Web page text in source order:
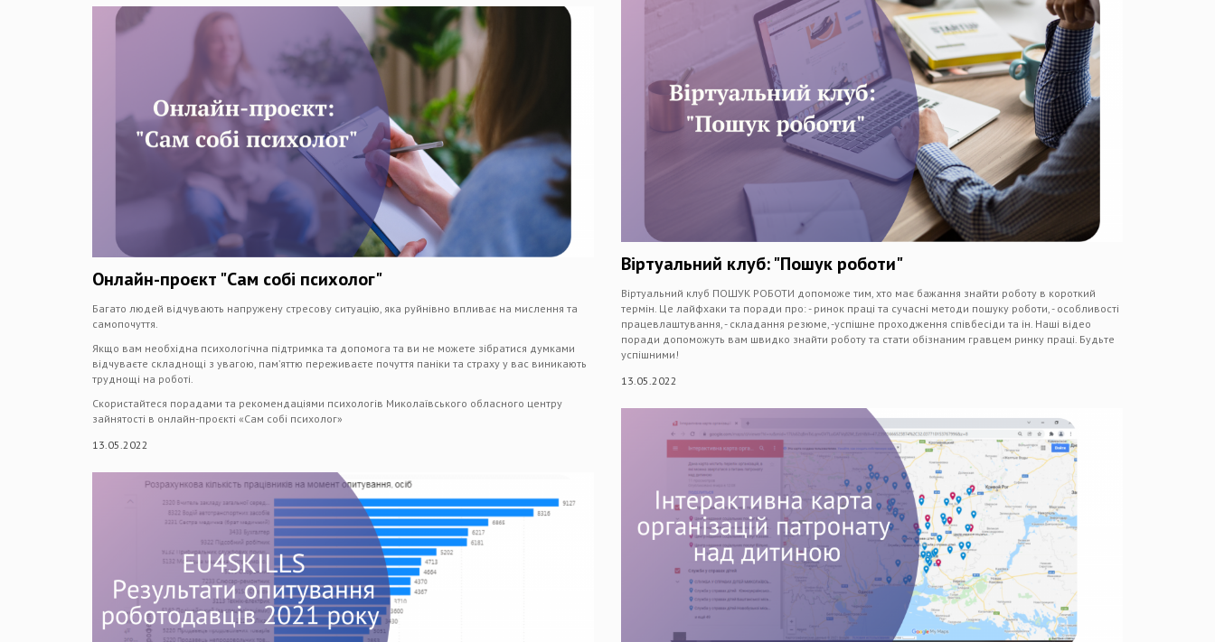
Онлайн-проєкт "Сам собі психолог"
Багато людей відчувають напружену стресову ситуацію, яка руйнівно впливає на мислення та
самопочуття.
Якщо вам необхідна психологічна підтримка та допомога та ви не можете зібратися думками
відчуваєте складнощі з увагою, пам’яттю переживаєте почуття паніки та страху у вас виникають
труднощі на роботі.
Скористайтеся порадами та рекомендаціями психологів Миколаївського обласного центру
зайнятості в онлайн-проєкті «Сам собі психолог»
13.05.2022
Віртуальний клуб: "Пошук роботи"
Віртуальний клуб ПОШУК РОБОТИ допоможе тим, хто має бажання знайти роботу в короткий
термін. Це лайфхаки та поради про: - ринок праці та сучасні методи пошуку роботи, - особливості
працевлаштування, - складання резюме, -успішне проходження співбесіди та ін. Наші відео
поради допоможуть вам швидко знайти роботу та стати обізнаним гравцем ринку праці. Будьте
успішними!
13.05.2022